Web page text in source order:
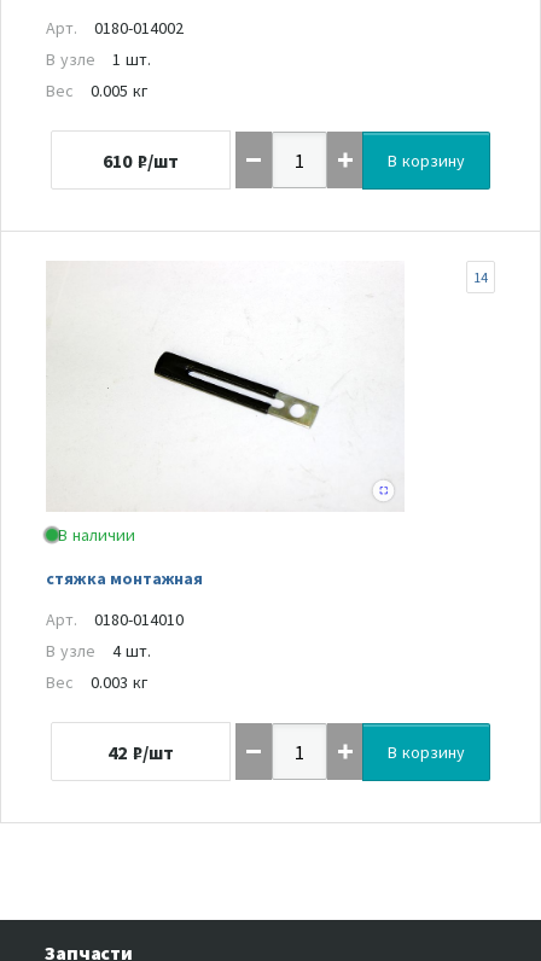
Арт.
0180-014002
В узле
1 шт.
Вес
0.005 кг
610 ₽/шт В корзину
В наличии
стяжка монтажная
14
Арт.
0180-014010
В узле
4 шт.
Вес
0.003 кг
42 ₽/шт В корзину
Запчасти